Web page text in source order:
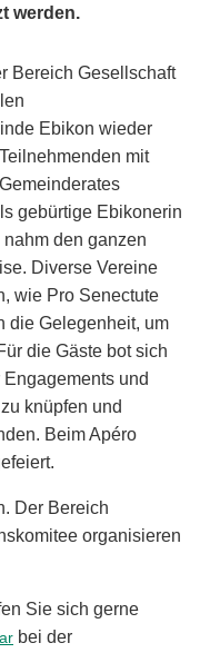
werden.
Bereich Gesellschaft
Ebikon wieder
mit
gebürtige Ebikonerin
den ganzen
Diverse Vereine
wie Pro Senectute
die Gelegenheit, um
die Gäste bot sich
und
knüpfen und
Beim Apéro
Der Bereich
organisieren
Sie sich gerne
bei der